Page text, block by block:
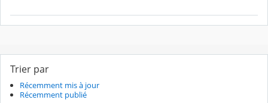
Trier par
Récemment mis à jour
Récemment publié